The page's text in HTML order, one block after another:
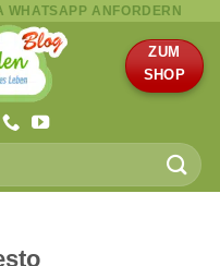
WHATSAPP ANFORDERN
ZUM
SHOP